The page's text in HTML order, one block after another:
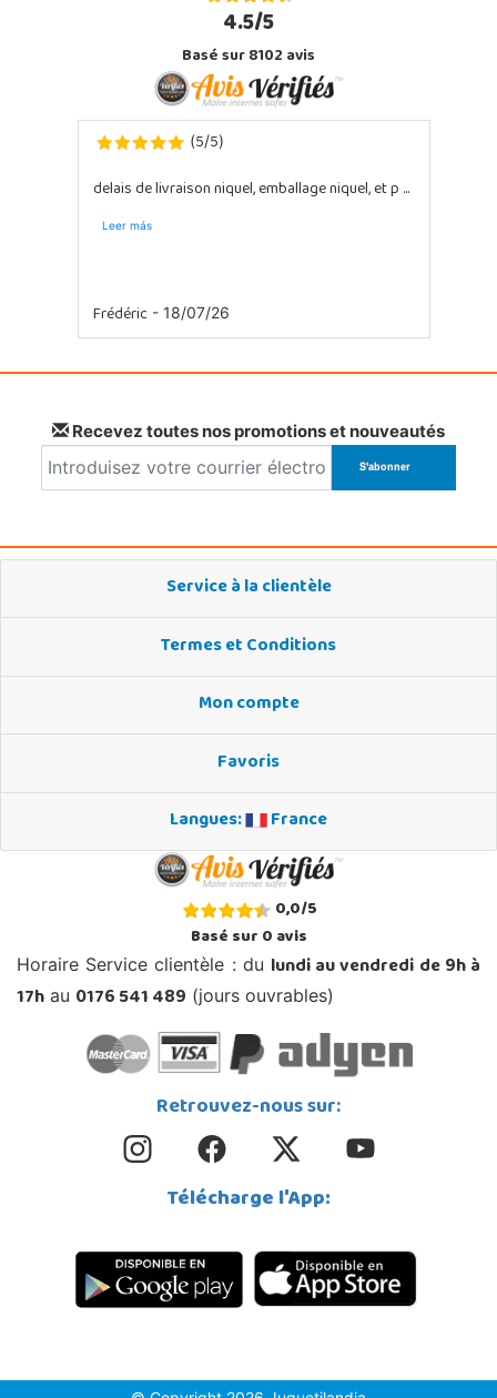
4.5/5
Basé sur 8102 avis
(5/5)
delais de livraison niquel, emballage niquel, et p ...
Leer más
Frédéric- 18/07/26
Recevez toutes nos promotions et nouveautés
Service à la clientèle
Termes et Conditions
Mon compte
Favoris
Langues:
France
0,0/5
Basé sur0avis
Horaire Service clientèle : du lundi au vendredi de 9h à
17h au 0176 541 489 (jours ouvrables)
Retrouvez-nous sur:
Télécharge l'App: